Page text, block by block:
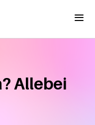
Menu
Allebei